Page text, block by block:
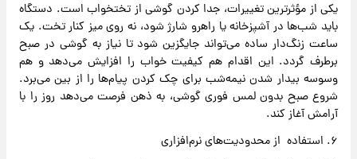
یکی از مؤثرترین تغییرات، جدا کردن گوشی از تختخواب است. دستگاه
باید شب‌ها در آشپزخانه یا راهرو شارژ شود، نه روی میز کنار تخت. یک
ساعت زنگ‌دار ساده می‌تواند جایگزین شود تا نیاز به گوشی در صبح
برطرف گردد. این اقدام هم کیفیت خواب را افزایش می‌دهد و هم
وسوسه بیدار شدن نیمه‌شب برای چک کردن پیام‌ها را از بین می‌برد.
شروع صبح بدون لمس فوری گوشی، به ذهن فرصت می‌دهد روز را با
آرامش آغاز کند.
۶. استفاده از محدودیت‌های نرم‌افزاری